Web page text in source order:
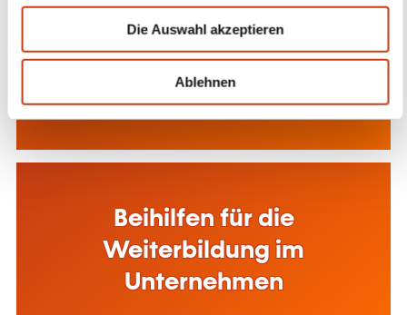
Die Auswahl akzeptieren
Ablehnen
Privatpersonen
Mehr dazu
Beihilfen für die
Weiterbildung im
Unternehmen